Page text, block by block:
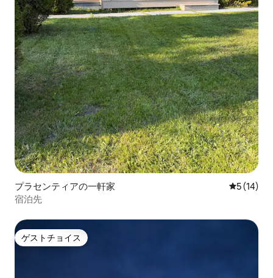
プラセンティアの一軒家 レビュー
5 (14)
宿泊先
ゲストチョイス
ゲストチョイス